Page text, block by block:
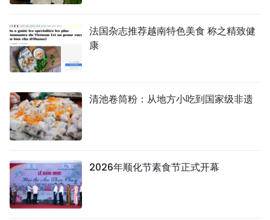
法国杂志推荐越南特色美食 称之精致健
康
清池卷筒粉：从地方小吃到国家级非遗
2026年顺化节素食节正式开幕